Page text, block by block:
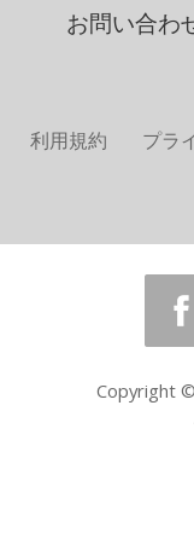
お問い合わ
利用規約 プラ
Copyright